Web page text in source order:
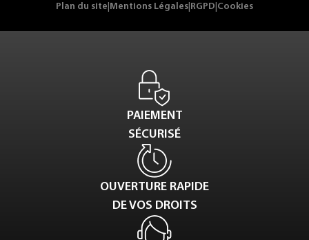
Plan du site Mentions Légales RGPD Cookies
PAIEMENT
SÉCURISÉ
OUVERTURE RAPIDE
DE VOS DROITS